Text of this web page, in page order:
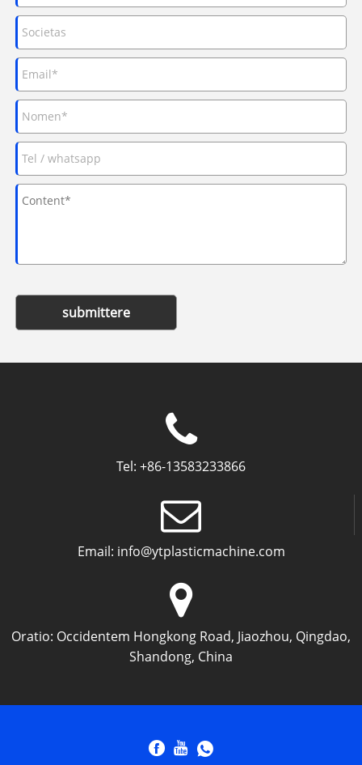
submittere
Tel: +86-13583233866
Email: info@ytplasticmachine.com
Oratio: Occidentem Hongkong Road, Jiaozhou, Qingdao,
Shandong, China